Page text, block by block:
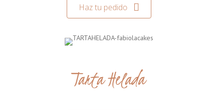
Haz tu pedido
Tarta Helada